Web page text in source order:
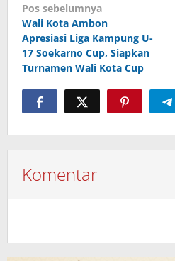
Navigasi
pos
Pos sebelumnya
Wali Kota Ambon
Apresiasi Liga Kampung U-
17 Soekarno Cup, Siapkan
Turnamen Wali Kota Cup
Komentar